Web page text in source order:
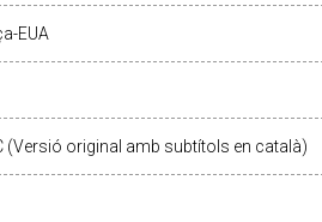
EUA
(Versió original amb subtítols en català)